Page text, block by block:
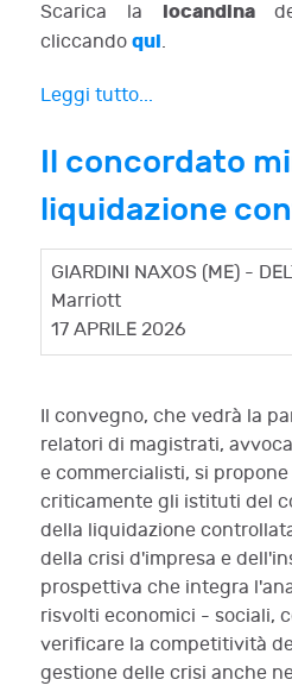
Scarica la locandina
cliccando qui.
Leggi tutto...
Il concordato
liquidazione
GIARDINI NAXOS (ME) -
Marriott
17 APRILE 2026
Il convegno, che vedrà la
relatori di magistrati,
e commercialisti, si
criticamente gli istituti del
della liquidazione
della crisi d'impresa e
prospettiva che integra
risvolti economici - sociali,
verificare la competitività
gestione delle crisi anche